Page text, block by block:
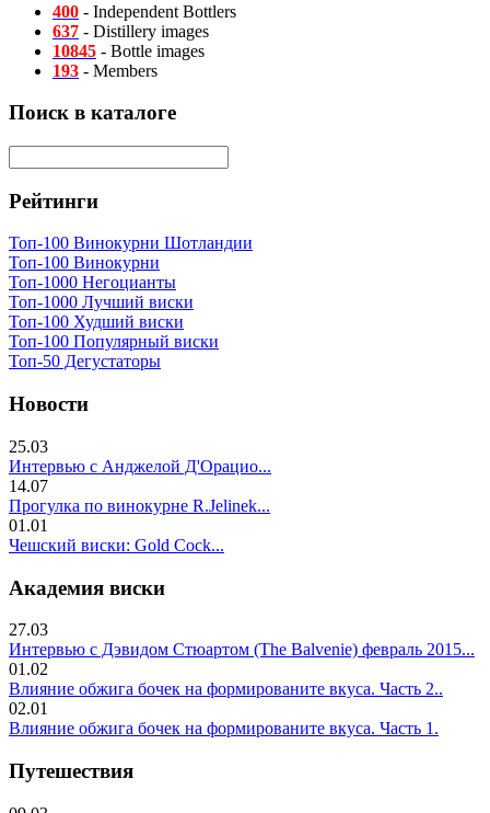
400 - Independent Bottlers
637 - Distillery images
10845 - Bottle images
193 - Members
Поиск в каталоге
Рейтинги
Топ-100 Винокурни Шотландии
Топ-100 Винокурни
Топ-1000 Негоцианты
Топ-1000 Лучший виски
Топ-100 Худший виски
Топ-100 Популярный виски
Топ-50 Дегустаторы
Новости
25.03
Интервью с Анджелой Д'Орацио...
14.07
Прогулка по винокурне R.Jelinek...
01.01
Чешский виски: Gold Cock...
Академия виски
27.03
Интервью с Дэвидом Стюартом (The Balvenie) февраль 2015...
01.02
Влияние обжига бочек на формированите вкуса. Часть 2..
02.01
Влияние обжига бочек на формированите вкуса. Часть 1.
Путешествия